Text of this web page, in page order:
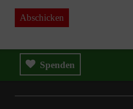
Abschicken
Spenden